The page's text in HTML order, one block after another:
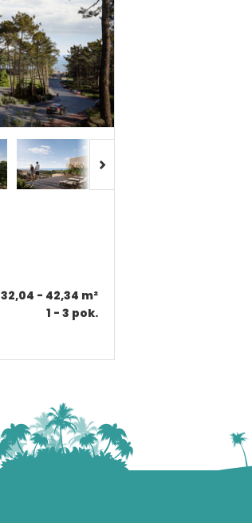
32,04 - 42,34 m²
1 - 3 pok.